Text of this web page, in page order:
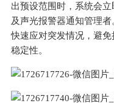
出预设范围时，系统会
及声光报警器通知管理
快速应对突发情况，避
稳定性。